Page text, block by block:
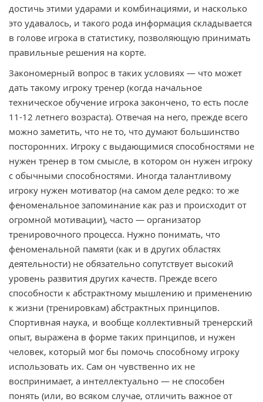
достичь этими ударами и комбинациями, и насколько
это удавалось, и такого рода информация складывается
в голове игрока в статистику, позволяющую принимать
правильные решения на корте.
Закономерный вопрос в таких условиях — что может
дать такому игроку тренер (когда начальное
техническое обучение игрока закончено, то есть после
11-12 летнего возраста). Отвечая на него, прежде всего
можно заметить, что не то, что думают большинство
посторонних. Игроку с выдающимися способностями не
нужен тренер в том смысле, в котором он нужен игроку
с обычными способностями. Иногда талантливому
игроку нужен мотиватор (на самом деле редко: то же
феноменальное запоминание как раз и происходит от
огромной мотивации), часто — организатор
тренировочного процесса. Нужно понимать, что
феноменальной памяти (как и в других областях
деятельности) не обязательно сопутствует высокий
уровень развития других качеств. Прежде всего
способности к абстрактному мышлению и применению
к жизни (тренировкам) абстрактных принципов.
Спортивная наука, и вообще коллективный тренерский
опыт, выражена в форме таких принципов, и нужен
человек, который мог бы помочь способному игроку
использовать их. Сам он чувственно их не
воспринимает, а интеллектуально — не способен
понять (или, во всяком случае, отличить важное от